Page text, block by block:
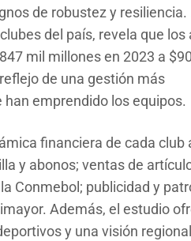
de robustez y resiliencia.
del país, revela que los
mil millones en 2023 a
de una gestión más
emprendido los equipos.
financiera de cada club
y abonos; ventas de
Conmebol; publicidad y
Además, el estudio
y una visión